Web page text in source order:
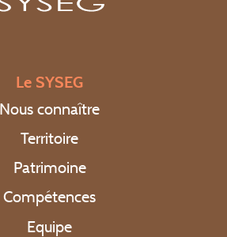
Le SYSEG
Nous connaître
Territoire
Patrimoine
Compétences
Equipe